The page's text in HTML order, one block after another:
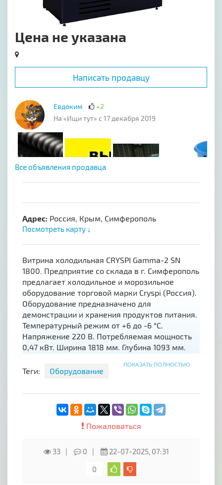
Цена не указана
Написать продавцу
Евдоким
+2
На «Ищи тут» с 17 декабря 2019
Все объявления продавца
Адрес: Россия, Крым, Симферополь
Посмотреть карту ↓
Витрина холодильная CRYSPI Gamma-2 SN
1800. Предприятие со склада в г. Симферополь
предлагает холодильное и морозильное
оборудование торговой марки Cryspi (Россия).
Оборудование предназначено для
демонстрации и хранения продуктов питания.
Температурный режим от +6 до -6 °C.
Напряжение 220 В. Потребляемая мощность
0,47 кВт. Ширина 1818 мм. Глубина 1093 мм.
охлаждение. Глубина выкладки 760 мм. По
ПОКАЗАТЬ ПОЛНОСТЬЮ
Теги: Оборудование
Пожаловаться
33 0
22-07-2025, 07:31
0